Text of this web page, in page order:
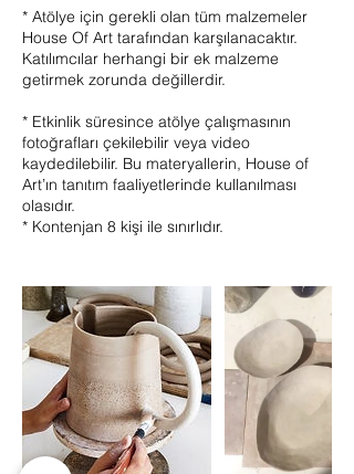
* Atölye için gerekli olan tüm malzemeler
House Of Art tarafından karşılanacaktır.
Katılımcılar herhangi bir ek malzeme
getirmek zorunda değillerdir.
* Etkinlik süresince atölye çalışmasının
fotoğrafları çekilebilir veya video
kaydedilebilir. Bu materyallerin, House of
Art’ın tanıtım faaliyetlerinde kullanılması
olasıdır.
* Kontenjan 8 kişi ile sınırlıdır.